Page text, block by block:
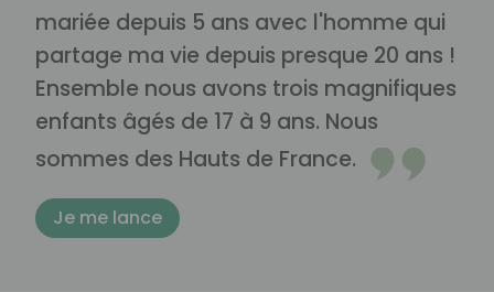
mariée depuis 5 ans avec l'homme qui
partage ma vie depuis presque 20 ans !
Ensemble nous avons trois magnifiques
enfants âgés de 17 à 9 ans. Nous
sommes des Hauts de France.
Je me lance